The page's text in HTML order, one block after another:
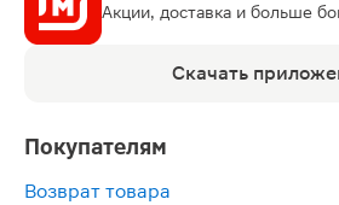
Акции, доставка и больше
Скачать
Покупателям
Возврат товара